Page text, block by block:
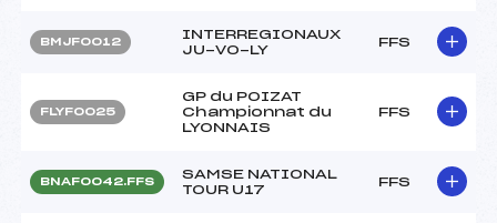
BMJF0012
INTERREGIONAUX
JU-VO-LY
FFS
FLYF0025
GP du POIZAT
Championnat du
LYONNAIS
FFS
BNAF0042.FFS
SAMSE NATIONAL
TOUR U17
FFS